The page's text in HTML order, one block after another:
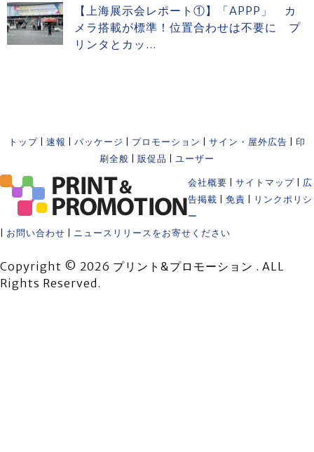
【上海展示会レポート①】「APPP」 カ
メラ搭載が標準！位置合わせは不要に プ
リンタとカッ...
トップ 速報 パッケージ プロモーション サイン・屋外広告
印
刷全般
販促品 ユーザー
会社概要 サイトマップ
広
告掲載
免責
リンクポリシ
ー
お問い合わせ ニュースリリースをお寄せください
Copyright © 2026 プリント&プロモーション . ALL
Rights Reserved.